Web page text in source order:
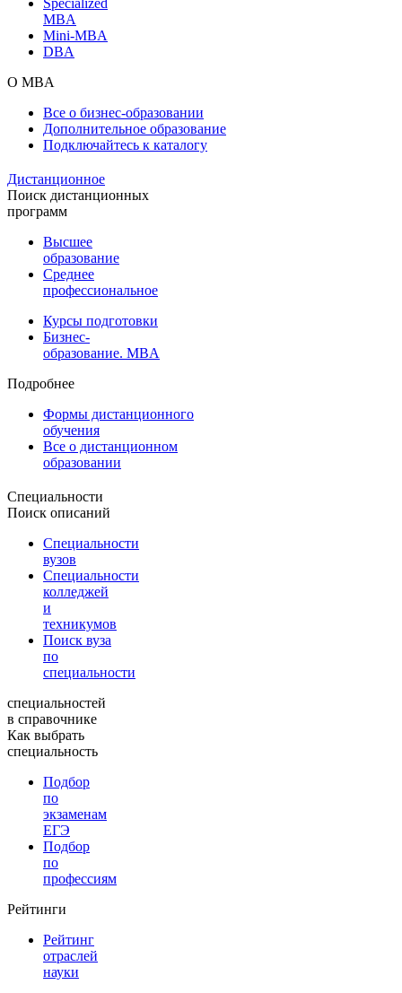
MBA
Mini-MBA
DBA
О MBA
Все о бизнес-образовании
Дополнительное образование
Подключайтесь к каталогу
Дистанционное
Поиск дистанционных
программ
Высшее
образование
Среднее
профессиональное
Курсы подготовки
Бизнес-
образование. MBA
Подробнее
Формы дистанционного
обучения
Все о дистанционном
образовании
Специальности
Поиск описаний
Специальности
вузов
Специальности
колледжей
и
техникумов
Поиск вуза
по
специальности
специальностей
в справочнике
Как выбрать
специальность
Подбор
по
экзаменам
ЕГЭ
Подбор
по
профессиям
Рейтинги
Рейтинг
отраслей
науки